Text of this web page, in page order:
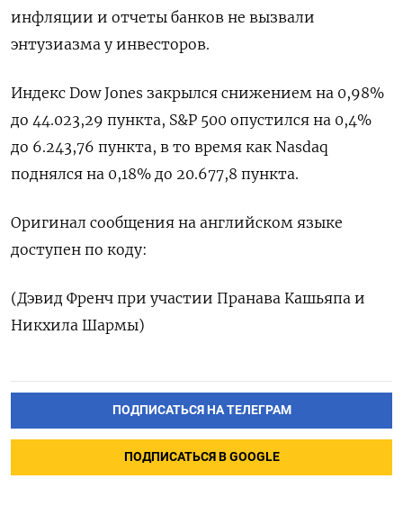
инфляции и отчеты банков не вызвали
энтузиазма у инвесторов.
Индекс Dow Jones закрылся снижением на 0,98%
до 44.023,29 пункта, S&P 500 опустился на 0,4%
до 6.243,76 пункта​, в то время как ​Nasdaq
поднялся на 0,18% до 20.677,8 пункта​.
Оригинал сообщения на английском языке
доступен по коду:
(Дэвид Френч при участии Пранава Кашьяпа и
Никхила Шармы)
ПОДПИСАТЬСЯ НА ТЕЛЕГРАМ
ПОДПИСАТЬСЯ В GOOGLE